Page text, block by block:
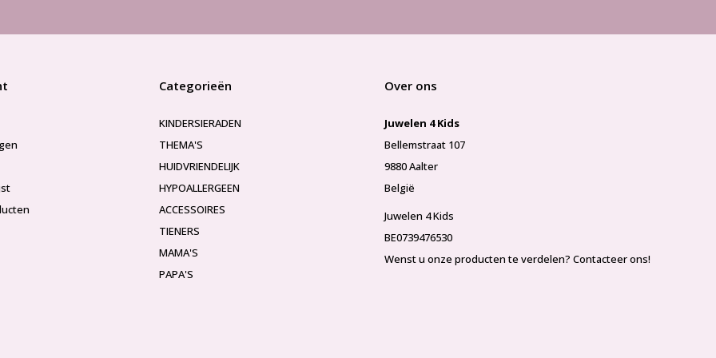
Categorieën
KINDERSIERADEN
THEMA'S
HUIDVRIENDELIJK
HYPOALLERGEEN
ACCESSOIRES
TIENERS
MAMA'S
PAPA'S
Over ons
Juwelen 4 Kids
Bellemstraat 107
9880 Aalter
België
Juwelen 4 Kids
BE0739476530
Wenst u onze producten te verdelen? Contacteer ons!